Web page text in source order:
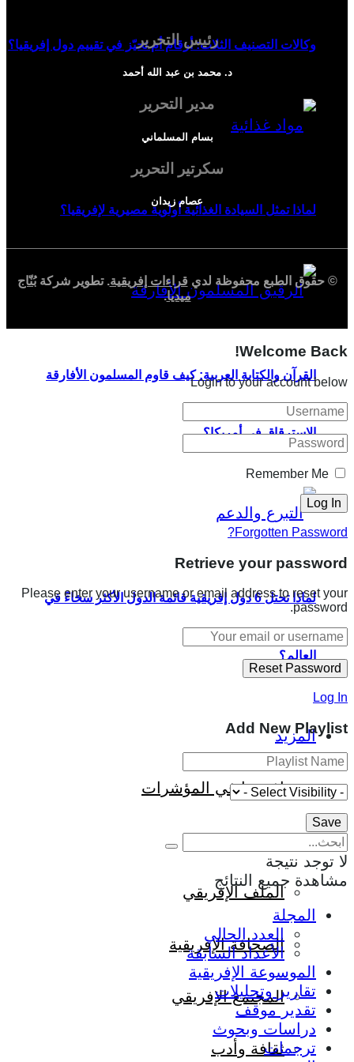
وكالات التصنيف الثلاث: أرقام أم تحيّز في تقييم دول إفريقيا؟
لماذا تمثل السيادة الغذائية أولوية مصيرية لإفريقيا؟
القرآن والكتابة العربية: كيف قاوم المسلمون الأفارقة
الاسترقاق في أمريكا؟
لماذا تحتل 6 دول إفريقية قائمة الدول الأكثر سخاءً في
العالم؟
المزيد
إفريقيا في المؤشرات
الملف الإفريقي
الصحافة الإفريقية
المجتمع الإفريقي
ثقافة وأدب
رئيس التحرير
د. محمد بن عبد الله أحمد
مدير التحرير
بسام المسلماني
سكرتير التحرير
عصام زيدان
© حقوق الطبع محفوظة لدي قراءات إفريقية. تطوير شركةبُنّاج
ميديا.
Welcome Back!
Login to your account below
Remember Me
Forgotten Password?
Retrieve your password
Please enter your username or email address to reset your
password.
Log In
Add New Playlist
لا توجد نتيجة
مشاهدة جميع النتائج
المجلة
العدد الحالي
الأعداد السابقة
الموسوعة الإفريقية
تقارير وتحليلات
تقدير موقف
دراسات وبحوث
ترجمات